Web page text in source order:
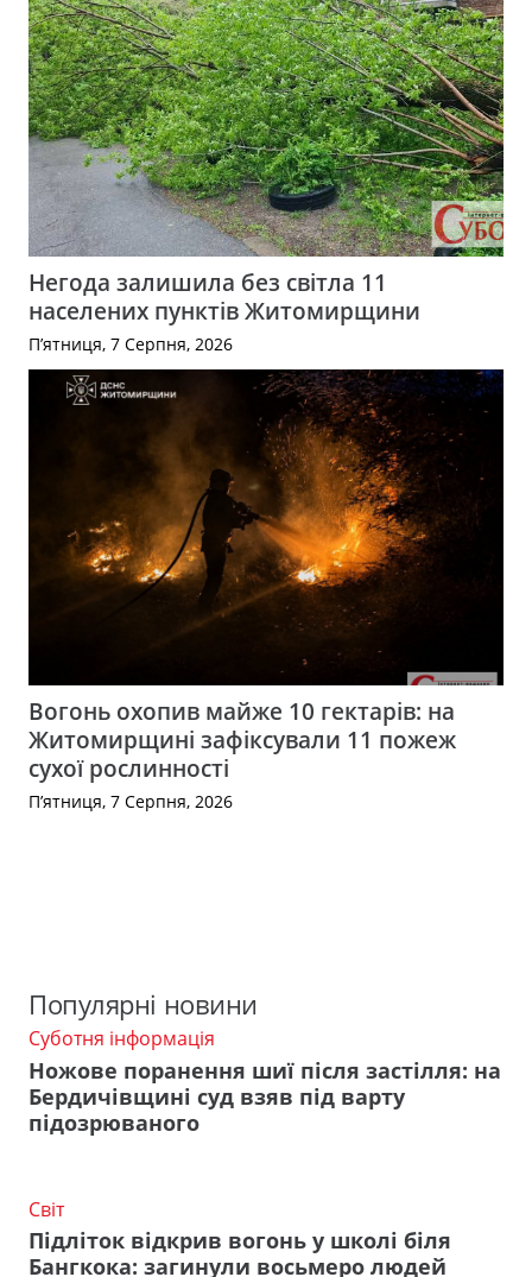
Негода залишила без світла 11
населених пунктів Житомирщини
П’ятниця, 7 Серпня, 2026
Вогонь охопив майже 10 гектарів: на
Житомирщині зафіксували 11 пожеж
сухої рослинності
П’ятниця, 7 Серпня, 2026
Популярні новини
Суботня інформація
Ножове поранення шиї після застілля: на
Бердичівщині суд взяв під варту
підозрюваного
Світ
Підліток відкрив вогонь у школі біля
Бангкока: загинули восьмеро людей